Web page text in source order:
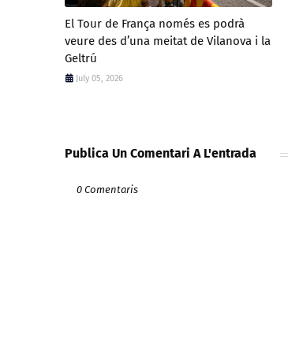
El Tour de França només es podrà
veure des d’una meitat de Vilanova i la
Geltrú
July 05, 2026
Publica Un Comentari A L'entrada
0 Comentaris